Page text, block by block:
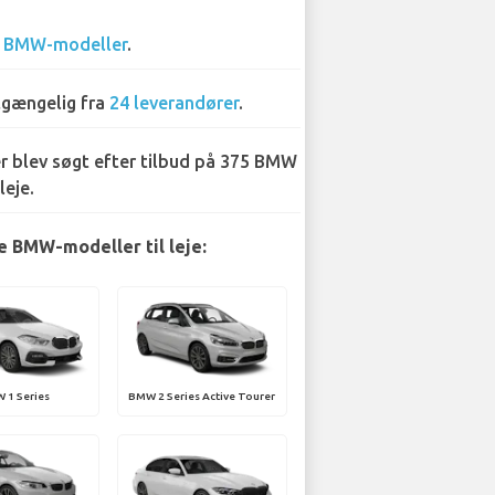
BMW-modeller.
fra 24 leverandører.
blev søgt efter tilbud på 375 BMW
BMW-modeller til leje:
1 Series BMW 2 Series Active Tourer